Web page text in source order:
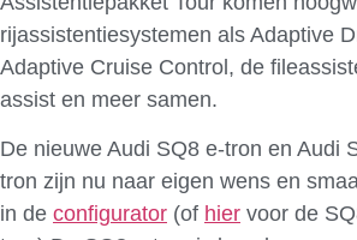
rijassistentiesystemen als Adaptive
Adaptive Cruise Control, de
assist en meer samen.
De nieuwe Audi SQ8 e-tron en Audi
tron zijn nu naar eigen wens en
in de configurator (of hier voor de